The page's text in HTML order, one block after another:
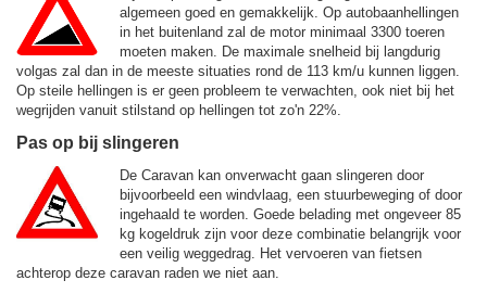
algemeen goed en gemakkelijk. Op autobaanhellingen
in het buitenland zal de motor minimaal 3300 toeren
moeten maken. De maximale snelheid bij langdurig
volgas zal dan in de meeste situaties rond de 113 km/u kunnen liggen.
Op steile hellingen is er geen probleem te verwachten, ook niet bij het
wegrijden vanuit stilstand op hellingen tot zo'n 22%.
Pas op bij slingeren
De Caravan kan onverwacht gaan slingeren door
bijvoorbeeld een windvlaag, een stuurbeweging of door
ingehaald te worden. Goede belading met ongeveer 85
kg kogeldruk zijn voor deze combinatie belangrijk voor
een veilig weggedrag. Het vervoeren van fietsen
achterop deze caravan raden we niet aan.